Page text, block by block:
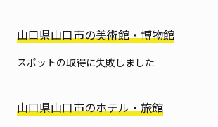
山口県山口市の美術館・博物館
スポットの取得に失敗しました
山口県山口市のホテル・旅館